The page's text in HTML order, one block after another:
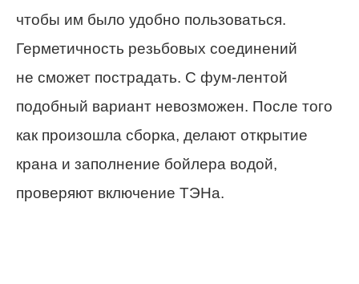
чтобы им было удобно пользоваться.
Герметичность резьбовых соединений
не сможет пострадать. С фум-лентой
подобный вариант невозможен. После того
как произошла сборка, делают открытие
крана и заполнение бойлера водой,
проверяют включение ТЭНа.